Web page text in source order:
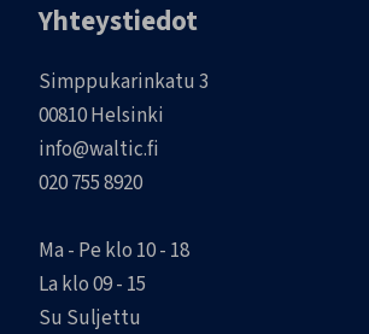
Yhteystiedot
Simppukarinkatu 3
00810 Helsinki
info@waltic.fi
020 755 8920
Ma - Pe klo 10 - 18
La klo 09 - 15
Su Suljettu